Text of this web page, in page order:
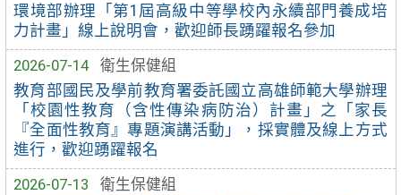
環境部辦理「第1屆高級中等學校內永續部門養成培
力計畫」線上說明會，歡迎師長踴躍報名參加
2026-07-14
衛生保健組
教育部國民及學前教育署委託國立高雄師範大學辦理
「校園性教育（含性傳染病防治）計畫」之「家長
『全面性教育』專題演講活動」，採實體及線上方式
進行，歡迎踴躍報名
2026-07-13
衛生保健組